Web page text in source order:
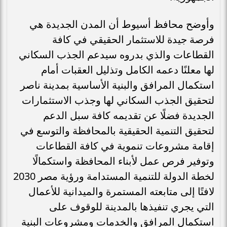
وأوضح محافظ أسيوط أن المدن الجديدة هي
فرصة جيدة للاستثمار الحقيقي في كافة
القطاعات والذي بدروه سيدعم الجذب السكاني
لها معلنًا دعمه الكامل وتذليل العقبات أمام
استكمال المرافق والبنية الأساسية بمدينة ناصر
لتحقيق الجذب السكاني لها وجذب الاستثمارات
الجديدة فضلًا عن تقديمه كافة سبل الدعم
لتحقيق التنمية الحقيقية بالمحافظة والتوسع في
إقامة مشروعات تنموية في كافة القطاعات
وتوفير فرص عمل لأبناء المحافظة واستكمالًا
لخطة الدولة للتنمية المستدامة ورؤية مصر 2030
لافتًا إلى متابعته المستمرة والميدانية للأعمال
التي يجري تنفيذها بالمدينة للوقوف على
استكمال المرافق والخدمات ومشروعات البنية